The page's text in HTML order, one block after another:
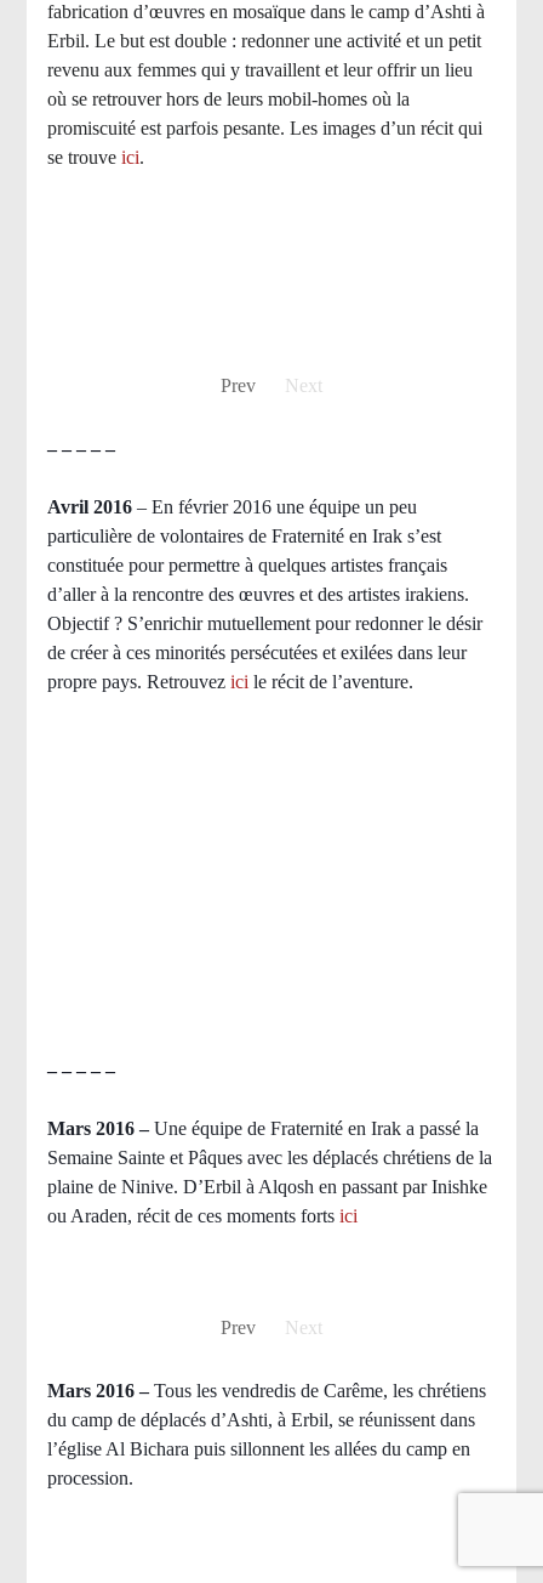
fabrication d’œuvres en mosaïque dans le camp d’Ashti à
Erbil. Le but est double : redonner une activité et un petit
revenu aux femmes qui y travaillent et leur offrir un lieu
où se retrouver hors de leurs mobil-homes où la
promiscuité est parfois pesante. Les images d’un récit qui
se trouve ici.
Prev Next
– – – – –
Avril 2016– En février 2016 une équipe un peu
particulière de volontaires de Fraternité en Irak s’est
constituée pour permettre à quelques artistes français
d’aller à la rencontre des œuvres et des artistes irakiens.
Objectif ? S’enrichir mutuellement pour redonner le désir
de créer à ces minorités persécutées et exilées dans leur
propre pays. Retrouvez ici le récit de l’aventure.
– – – – –
Mars 2016 –Une équipe de Fraternité en Irak a passé la
Semaine Sainte et Pâques avec les déplacés chrétiens de la
plaine de Ninive. D’Erbil à Alqosh en passant par Inishke
ou Araden, récit de ces moments forts ici
Prev Next
Mars 2016 –Tous les vendredis de Carême, les chrétiens
du camp de déplacés d’Ashti, à Erbil, se réunissent dans
l’église Al Bichara puis sillonnent les allées du camp en
procession.